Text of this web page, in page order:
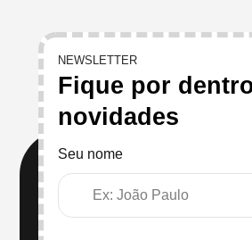
NEWSLETTER
Fique por
novidades
Seu nome